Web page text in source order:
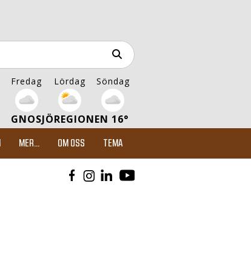
Fredag Lördag Söndag
GNOSJÖREGIONEN 16°
MER... OM OSS TEMA